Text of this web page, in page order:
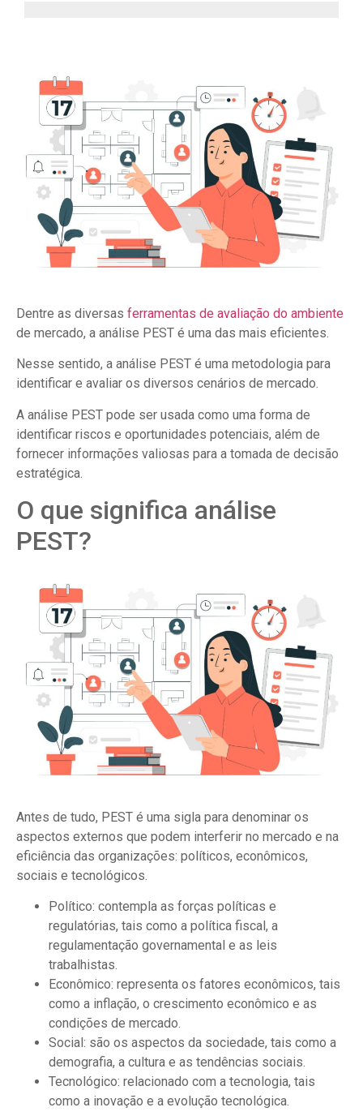
Dentre as diversas ferramentas de avaliação do ambiente
de mercado, a análise PEST é uma das mais eficientes.
Nesse sentido, a análise PEST é uma metodologia para
identificar e avaliar os diversos cenários de mercado.
A análise PEST pode ser usada como uma forma de
identificar riscos e oportunidades potenciais, além de
fornecer informações valiosas para a tomada de decisão
estratégica.
O que significa análise
PEST?
Antes de tudo, PEST é uma sigla para denominar os
aspectos externos que podem interferir no mercado e na
eficiência das organizações: políticos, econômicos,
sociais e tecnológicos.
Político: contempla as forças políticas e
regulatórias, tais como a política fiscal, a
regulamentação governamental e as leis
trabalhistas.
Econômico: representa os fatores econômicos, tais
como a inflação, o crescimento econômico e as
condições de mercado.
Social: são os aspectos da sociedade, tais como a
demografia, a cultura e as tendências sociais.
Tecnológico: relacionado com a tecnologia, tais
como a inovação e a evolução tecnológica.